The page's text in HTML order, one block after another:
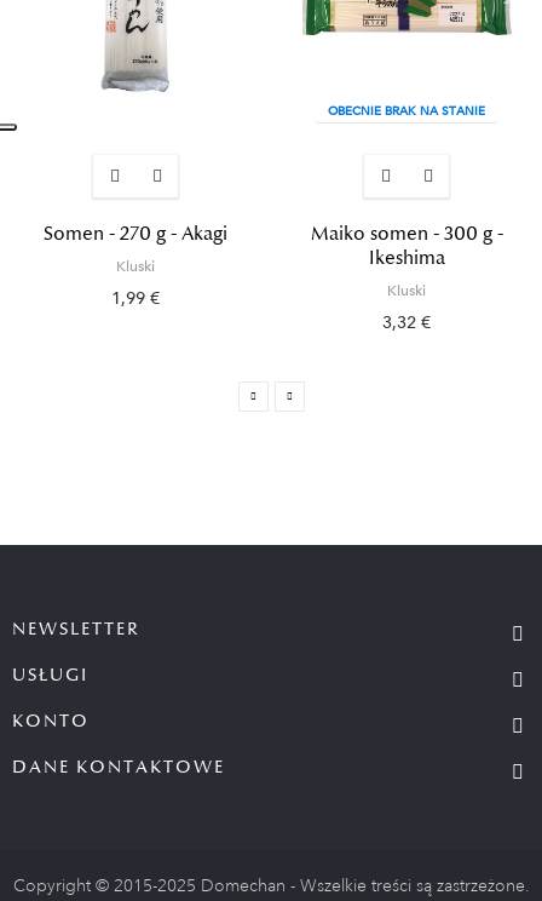
Somen - 270 g - Akagi
Kluski
1,99 €
OBECNIE BRAK NA STANIE
Maiko somen - 300 g -
Ikeshima
Kluski
3,32 €
NEWSLETTER
USŁUGI
KONTO
DANE KONTAKTOWE
Copyright © 2015-2025 Domechan - Wszelkie treści są zastrzeżone.